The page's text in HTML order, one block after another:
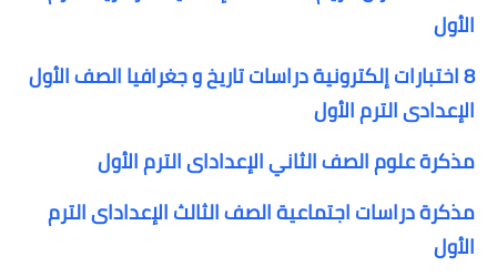
الأول
8 اختبارات إلكترونية دراسات تاريخ و جغرافيا الصف الأول
الإعدادى الترم الأول
مذكرة علوم الصف الثاني الإعداداى الترم الأول
مذكرة دراسات اجتماعية الصف الثالث الإعداداى الترم
الأول